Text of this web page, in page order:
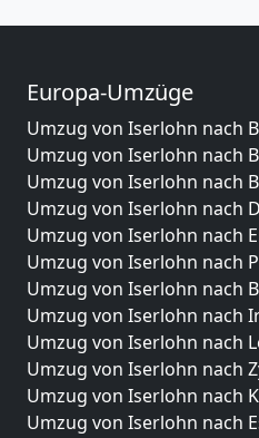
Europa-Umzüge
Umzug von Iserlohn nach
Umzug von Iserlohn nach
Umzug von Iserlohn nach
Umzug von Iserlohn nach
Umzug von Iserlohn nach
Umzug von Iserlohn nach
Umzug von Iserlohn nach
Umzug von Iserlohn nach
Umzug von Iserlohn nach
Umzug von Iserlohn nach
Umzug von Iserlohn nach
Umzug von Iserlohn nach